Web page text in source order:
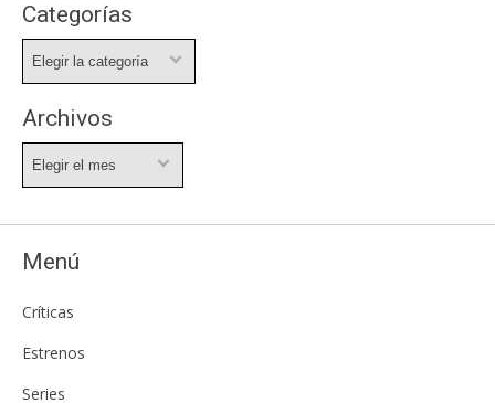
Categorías
Archivos
Menú
Críticas
Estrenos
Series